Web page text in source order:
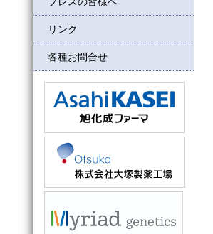
リンク
各種お問合せ